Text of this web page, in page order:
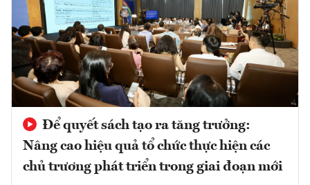
Để quyết sách tạo ra tăng trưởng:
Nâng cao hiệu quả tổ chức thực hiện các
chủ trương phát triển trong giai đoạn mới